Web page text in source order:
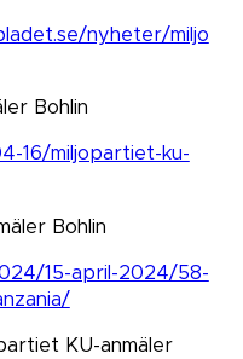
nyheter/miljo
Bohlin​​​​​​​​​​​​​​
16/miljopartiet-ku-
Bohlin​​​​​​​​​​​​​​​​​​​​​
15-april-2024/58-
KU-anmäler